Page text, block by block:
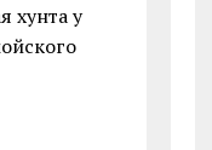
хунта у